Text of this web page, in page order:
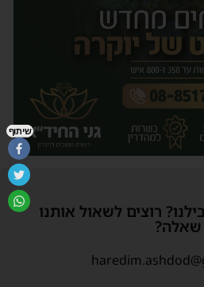
רוצים לשאול אותנו
שאלה?
שיתוף